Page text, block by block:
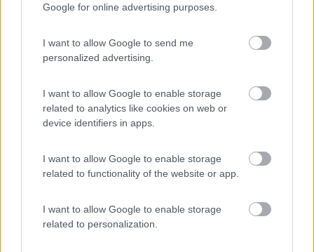
Google for online advertising purposes.
I want to allow Google to send me
personalized advertising.
I want to allow Google to enable storage
related to analytics like cookies on web or
device identifiers in apps.
I want to allow Google to enable storage
related to functionality of the website or app.
I want to allow Google to enable storage
related to personalization.
9,5 25
Servizi / Posizione